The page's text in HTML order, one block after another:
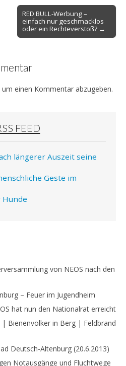
RED BULL-Werbung –
einfach nur geschmacklos
oder ein Rechteverstoß? →
um einen Kommentar abzugeben.
FEED
längerer Auszeit seine
Geste im
Hunde
von NEOS nach den
– Feuer im Jugendheim
hat nun den Nationalrat erreicht
| Bienenvölker in Berg | Feldbrand
Deutsch-Altenburg (20.6.2013)
Notausgänge und Fluchtwege